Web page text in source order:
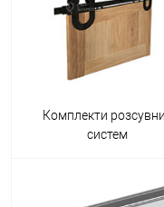
Комплекти
систем